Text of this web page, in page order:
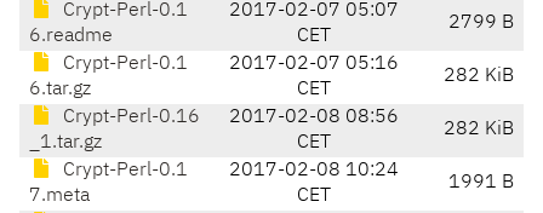
Crypt-Perl-0.1
6.readme
2017-02-07 05:07
CET
2799 B
Crypt-Perl-0.1
6.tar.gz
2017-02-07 05:16
CET
282 KiB
Crypt-Perl-0.16
_1.tar.gz
2017-02-08 08:56
CET
282 KiB
Crypt-Perl-0.1
7.meta
2017-02-08 10:24
CET
1991 B